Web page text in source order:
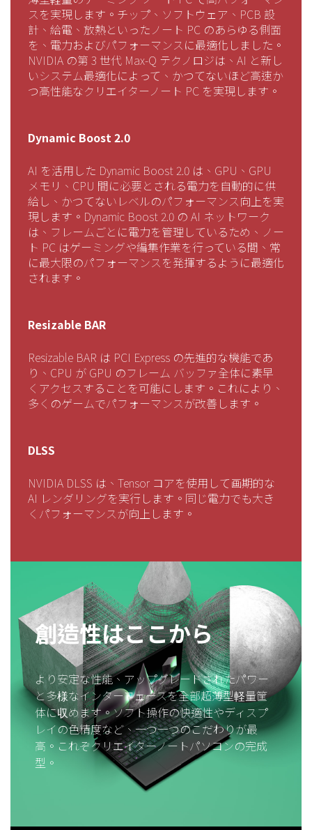
スを実現します。チップ、ソフトウェア、PCB 設
計、給電、放熱といったノート PC のあらゆる側面
を、電力およびパフォーマンスに最適化しました。
NVIDIA の第 3 世代 Max-Q テクノロジは、AI と新し
いシステム最適化によって、かつてないほど高速か
つ高性能なクリエイターノート PC を実現します。
Dynamic Boost 2.0
AI を活用した Dynamic Boost 2.0 は、GPU、GPU
メモリ、CPU 間に必要とされる電力を自動的に供
給し、かつてないレベルのパフォーマンス向上を実
現します。Dynamic Boost 2.0 の AI ネットワーク
は、フレームごとに電力を管理しているため、ノー
ト PC はゲーミングや編集作業を行っている間、常
に最大限のパフォーマンスを発揮するように最適化
されます。
Resizable BAR
Resizable BAR は PCI Express の先進的な機能であ
り、CPU が GPU のフレーム バッファ全体に素早
くアクセスすることを可能にします。これにより、
多くのゲームでパフォーマンスが改善します。
DLSS
NVIDIA DLSS は、Tensor コアを使用して画期的な
AI レンダリングを実行します。同じ電力でも大き
くパフォーマンスが向上します。
創造性はここから
より安定な性能、アップグレードされたパワー
と多様なインターフェースを全部超薄型軽量筐
体に収めます。ソフト操作の快適性やディスプ
レイの色精度など、一つ一つのこだわりが最
高。これぞクリエイターノートパソコンの完成
型。